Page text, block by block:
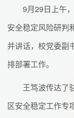
9月29日上午
安全稳定风险研判
并讲话，校党委副
排部署工作。
王笃波传达了
区安全稳定工作专